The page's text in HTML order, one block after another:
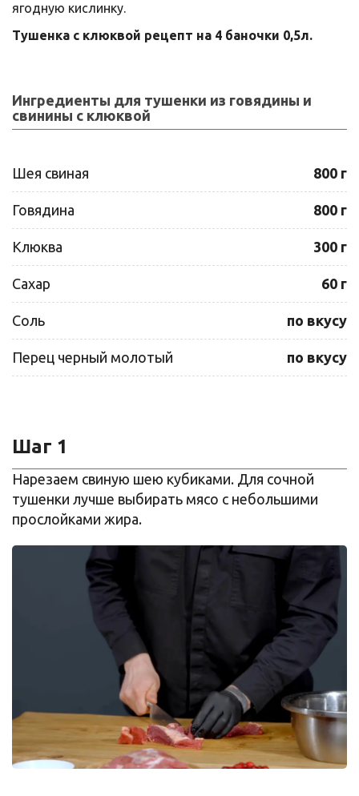
ягодную кислинку.
Тушенка с клюквой рецепт на 4 баночки 0,5л.
Ингредиенты для тушенки из говядины и
свинины с клюквой
Шея свиная 800 г
Говядина 800 г
Клюква 300 г
Сахар 60 г
Соль по вкусу
Перец черный молотый по вкусу
Шаг 1
Нарезаем свиную шею кубиками. Для сочной
тушенки лучше выбирать мясо с небольшими
прослойками жира.